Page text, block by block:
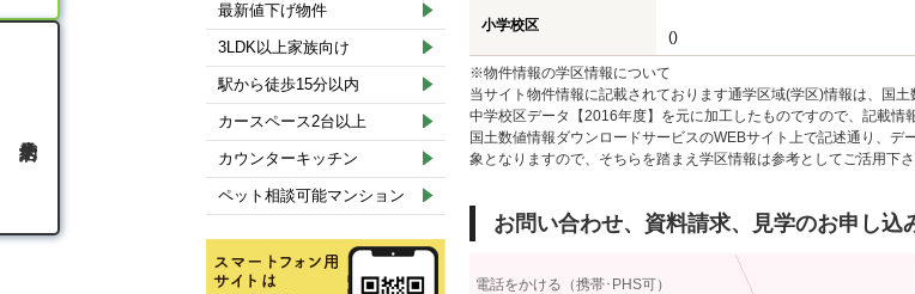
小学校区
()
※物件情報の学区情報について
当サイト物件情報に記載されております通学区域(学区)情報は、国
中学校区データ【2016年度】を元に加工したものですので、記載情
国土数値情報ダウンロードサービスのWEBサイト上で記述通り、
象となりますので、そちらを踏まえ学区情報は参考としてご活用下さ
お問い合わせ、資料請求、見学のお申し込
電話をかける（携帯･PHS可）
最新値下げ物件
3LDK以上家族向け
駅から徒歩15分以内
カースペース2台以上
カウンターキッチン
ペット相談可能マンション